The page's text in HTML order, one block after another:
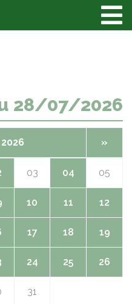
28/07/2026
»
03 04 05
10 11 12
17 18 19
24 25 26
31